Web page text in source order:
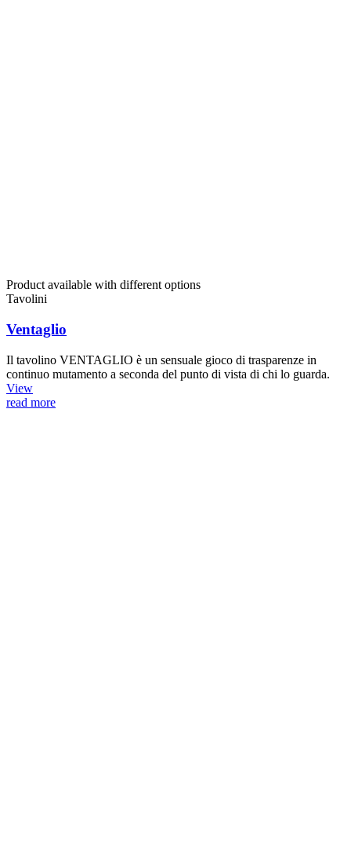
Product available with different options
Tavolini
Ventaglio
Il tavolino VENTAGLIO è un sensuale gioco di trasparenze in
continuo mutamento a seconda del punto di vista di chi lo guarda.
View
read more